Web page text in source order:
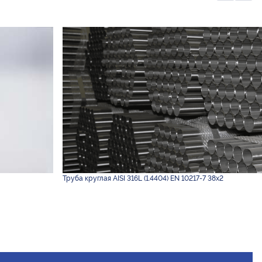
Труба круглая AISI 316L (1.4404) EN 10217-7 38х2